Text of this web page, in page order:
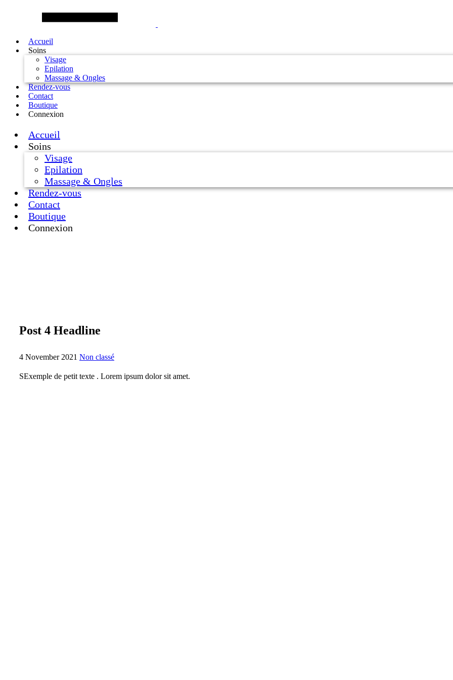
Accueil
Soins
Visage
Epilation
Massage & Ongles
Rendez-vous
Contact
Boutique
Connexion
Accueil
Soins
Visage
Epilation
Massage & Ongles
Rendez-vous
Contact
Boutique
Connexion
Post 4 Headline
4 November 2021 Non classé
SExemple de petit texte . Lorem ipsum dolor sit amet.